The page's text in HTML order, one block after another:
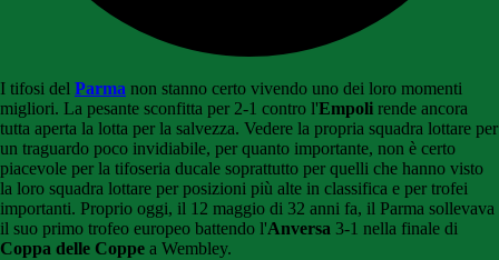
I tifosi del Parma non stanno certo vivendo uno dei loro momenti
migliori. La pesante sconfitta per 2-1 contro l'Empoli rende ancora
tutta aperta la lotta per la salvezza. Vedere la propria squadra lottare per
un traguardo poco invidiabile, per quanto importante, non è certo
piacevole per la tifoseria ducale soprattutto per quelli che hanno visto
la loro squadra lottare per posizioni più alte in classifica e per trofei
importanti. Proprio oggi, il 12 maggio di 32 anni fa, il Parma sollevava
il suo primo trofeo europeo battendo l'Anversa 3-1 nella finale di
Coppa delle Coppe a Wembley.